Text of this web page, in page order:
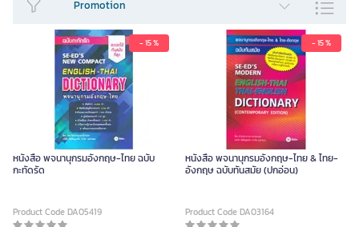
Religion &
Astrology
Wisdom Travel Magazine
Health & Beauty
Reading
SEE LESS
Promotion
- 15 %
หนังสือ พจนานุกรมอังกฤษ-ไทย ฉบับ
กะทัดรัด
Product Code DA05419
- 15 %
หนังสือ พจนานุกรมอังกฤษ-ไทย & ไทย-
อังกฤษ ฉบับทันสมัย (ปกอ่อน)
Product Code DA03164